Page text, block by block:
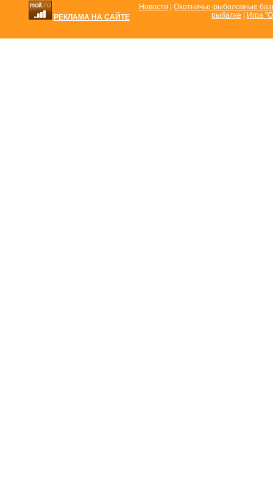
РЕКЛАМА НА САЙТЕ
Новости
Охотничье-рыболовные
рыбалке
Игра